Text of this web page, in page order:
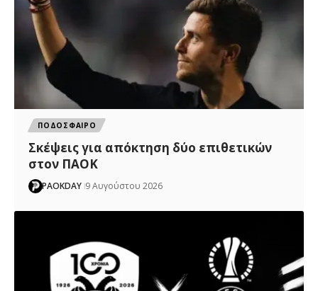
ΠΟΔΟΣΦΑΙΡΟ
Σκέψεις για απόκτηση δύο επιθετικών
στον ΠΑΟΚ
PAOKDAY 9 Αυγούστου 2026